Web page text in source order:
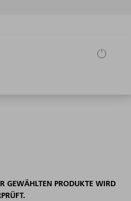
GEWÄHLTEN PRODUKTE WIRD